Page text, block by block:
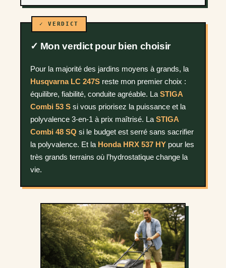
✓ Mon verdict pour bien choisir
Pour la majorité des jardins moyens à grands, la
Husqvarna LC 247S reste mon premier choix :
équilibre, fiabilité, conduite agréable. La STIGA
Combi 53 S si vous priorisez la puissance et la
polyvalence 3-en-1 à prix maîtrisé. La STIGA
Combi 48 SQ si le budget est serré sans sacrifier
la polyvalence. Et la Honda HRX 537 HY pour les
très grands terrains où l’hydrostatique change la
vie.